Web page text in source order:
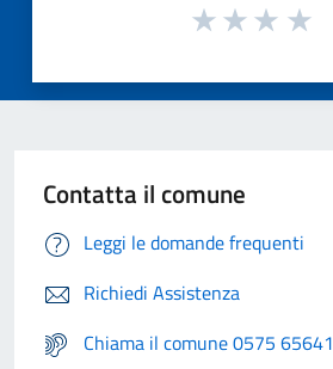
Contatta il comune
Leggi le domande frequenti
Richiedi Assistenza
Chiama il comune 0575 65641